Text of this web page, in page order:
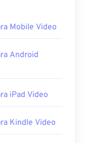
Mobile Video
Android
iPad Video
Kindle Video